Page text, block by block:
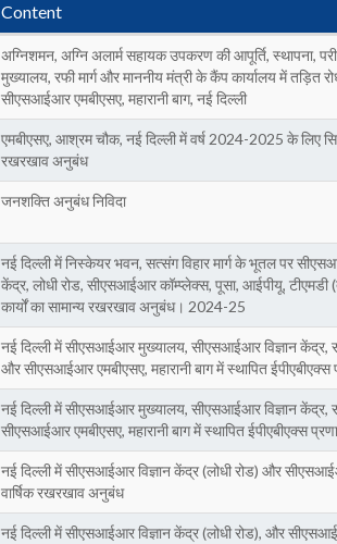
Content
अग्निशमन, अग्नि अलार्म सहायक उपकरण की आपूर्ति, स्थापना,
मुख्यालय, रफी मार्ग और माननीय मंत्री के कैंप कार्यालय में
सीएसआईआर एमबीएसए, महारानी बाग, नई दिल्ली
एमबीएसए, आश्रम चौक, नई दिल्ली में वर्ष 2024-2025 के लिए
रखरखाव अनुबंध
जनशक्ति अनुबंध निविदा
नई दिल्ली में निस्केयर भवन, सत्संग विहार मार्ग के भूतल पर
केंद्र, लोधी रोड, सीएसआईआर कॉम्प्लेक्स, पूसा, आईपीयू, टीएमडी
कार्यों का सामान्य रखरखाव अनुबंध। 2024-25
नई दिल्ली में सीएसआईआर मुख्यालय, सीएसआईआर विज्ञान
और सीएसआईआर एमबीएसए, महारानी बाग में स्थापित
नई दिल्ली में सीएसआईआर मुख्यालय, सीएसआईआर विज्ञान
सीएसआईआर एमबीएसए, महारानी बाग में स्थापित ईपीएबीएक्स
नई दिल्ली में सीएसआईआर विज्ञान केंद्र (लोधी रोड) और
वार्षिक रखरखाव अनुबंध
नई दिल्ली में सीएसआईआर विज्ञान केंद्र (लोधी रोड), और